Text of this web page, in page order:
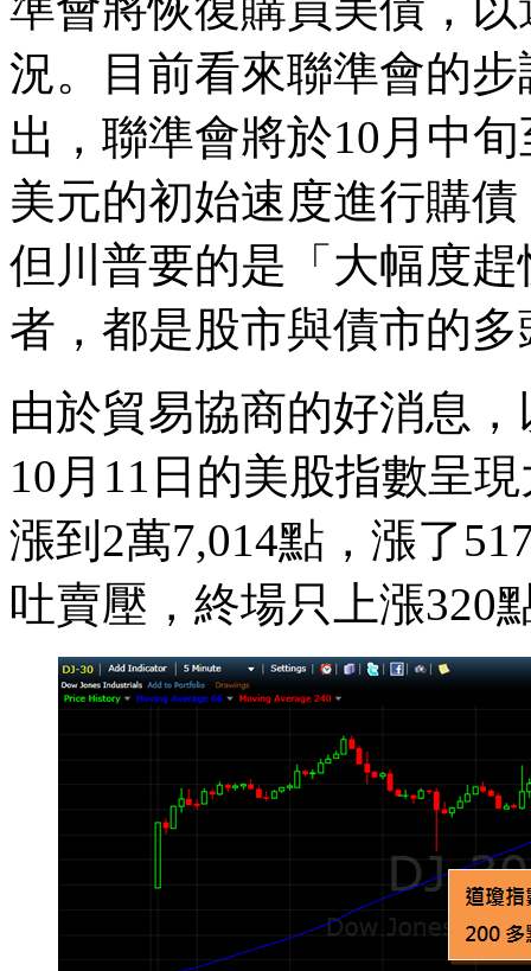
況。目前看來聯準會的
出，聯準會將於10月中
美元的初始速度進行購
但川普要的是「大幅度
者，都是股市與債市的
由於貿易協商的好消息
10月11日的美股指數呈
漲到2萬7,014點，漲了
吐賣壓，終場只上漲320